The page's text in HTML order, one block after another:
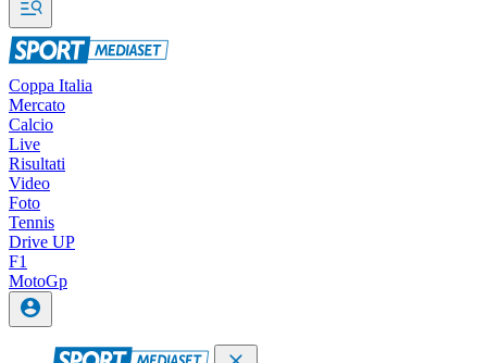
Coppa Italia
Mercato
Calcio
Live
Risultati
Video
Foto
Tennis
Drive UP
F1
MotoGp